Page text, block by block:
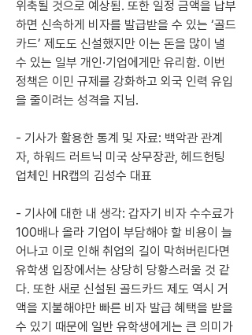
위축될 것으로 예상됨. 또한 일정 금액을 납부
하면 신속하게 비자를 발급받을 수 있는 ‘골드
카드’ 제도도 신설했지만 이는 돈을 많이 낼
수 있는 일부 개인·기업에게만 유리함. 이번
정책은 이민 규제를 강화하고 외국 인력 유입
을 줄이려는 성격을 지님.
- 기사가 활용한 통계 및 자료: 백악관 관계
자, 하워드 러트닉 미국 상무장관, 헤드헌팅
업체인 HR캡의 김성수 대표
- 기사에 대한 내 생각: 갑자기 비자 수수료가
100배나 올라 기업이 부담해야 할 비용이 늘
어나고 이로 인해 취업의 길이 막혀버린다면
유학생 입장에서는 상당히 당황스러울 것 같
다. 또한 새로 신설된 골드카드 제도 역시 거
액을 지불해야만 빠른 비자 발급 혜택을 받을
수 있기 때문에 일반 유학생에게는 큰 의미가